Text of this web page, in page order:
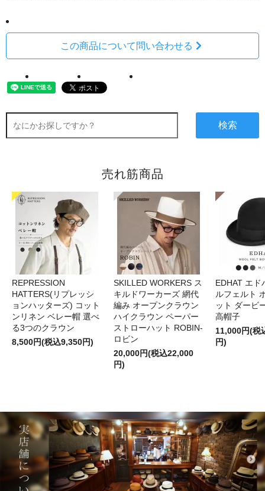
この商品について問い合わせる
検索
売れ筋商品
REPRESSION
HATTERS(リプレッシ
ョンハッターズ) コット
ンリネン ベレー帽 選べ
る3つのクラウン
8,500円(税込9,350円)
SKILLED WORKERS ス
キルドワーカーズ 網代
編み オープンクラウン
ハイクラウン ペーパー
ストローハット ROBIN-
ロビン
20,000円(税込22,000
円)
EDHAT エド
ルフェルト
ット ダービ
高帽子
11,000円(税
円)